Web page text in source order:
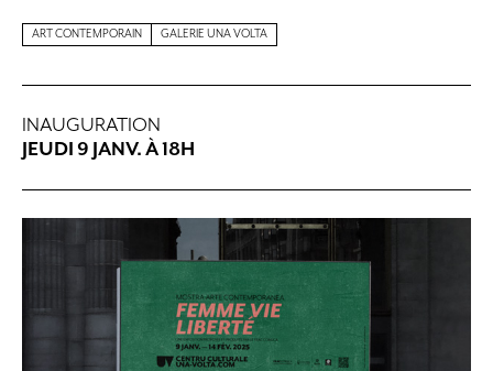
ART CONTEMPORAIN GALERIE UNA VOLTA
INAUGURATION
JEUDI 9 JANV. À 18H